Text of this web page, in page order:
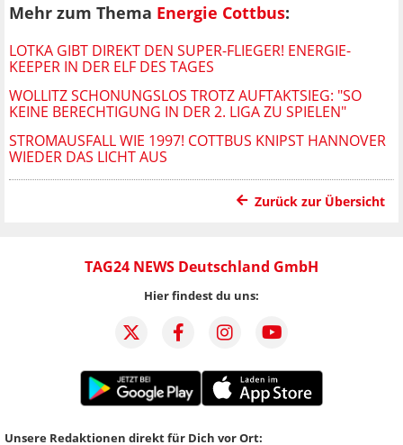
Mehr zum Thema Energie Cottbus:
LOTKA GIBT DIREKT DEN SUPER-FLIEGER! ENERGIE-
KEEPER IN DER ELF DES TAGES
WOLLITZ SCHONUNGSLOS TROTZ AUFTAKTSIEG: "SO
KEINE BERECHTIGUNG IN DER 2. LIGA ZU SPIELEN"
STROMAUSFALL WIE 1997! COTTBUS KNIPST HANNOVER
WIEDER DAS LICHT AUS
Zurück zur Übersicht
TAG24 NEWS Deutschland GmbH
Hier findest du uns:
Unsere Redaktionen direkt für Dich vor Ort: